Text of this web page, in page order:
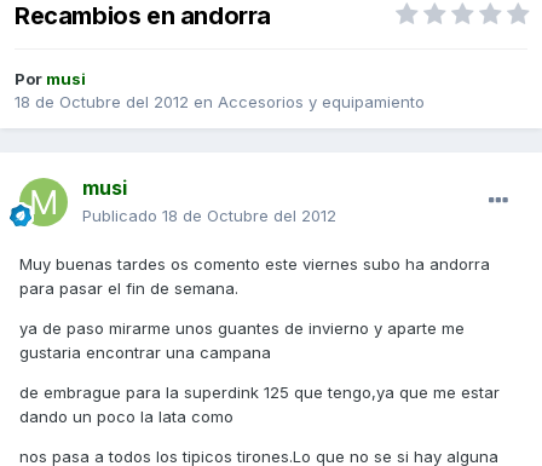
Recambios en andorra
Por musi
18 de Octubre del 2012 en Accesorios y equipamiento
musi
Publicado 18 de Octubre del 2012
Muy buenas tardes os comento este viernes subo ha andorra
para pasar el fin de semana.
ya de paso mirarme unos guantes de invierno y aparte me
gustaria encontrar una campana
de embrague para la superdink 125 que tengo,ya que me estar
dando un poco la lata como
nos pasa a todos los tipicos tirones.Lo que no se si hay alguna